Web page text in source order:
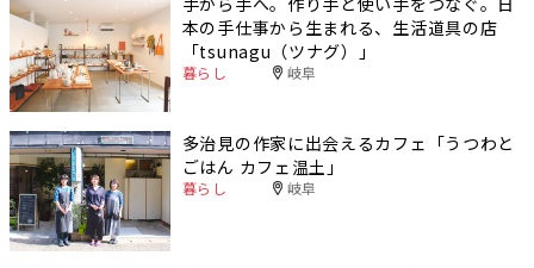
本の手仕事から生まれる、生活道具の店
「tsunagu（ツナグ）」
暮らし 岐阜
多治見の作家に出会えるカフェ「うつわと
ごはん カフェ温土」
暮らし 岐阜